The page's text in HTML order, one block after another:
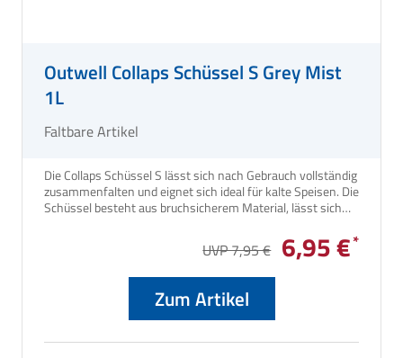
Outwell Collaps Schüssel S Grey Mist
1L
Faltbare Artikel
Die Collaps Schüssel S lässt sich nach Gebrauch vollständig
zusammenfalten und eignet sich ideal für kalte Speisen. Die
Schüssel besteht aus bruchsicherem Material, lässt sich
UVP 7,95 € 6,95 €
Zum Artikel